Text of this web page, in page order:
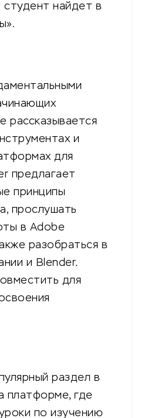
найдет в
рассказывается
и
для
предлагает
принципы
прослушать
в Adobe
разобраться в
и Blender.
для
раздел в
платформе, где
по изучению